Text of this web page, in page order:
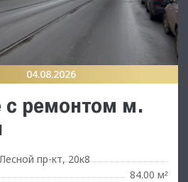
04.08.2026
ремонтом м.
пр-кт, 20к8
84.00 м²